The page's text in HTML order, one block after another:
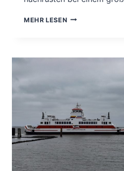
MEHR LESENKABELLOSE